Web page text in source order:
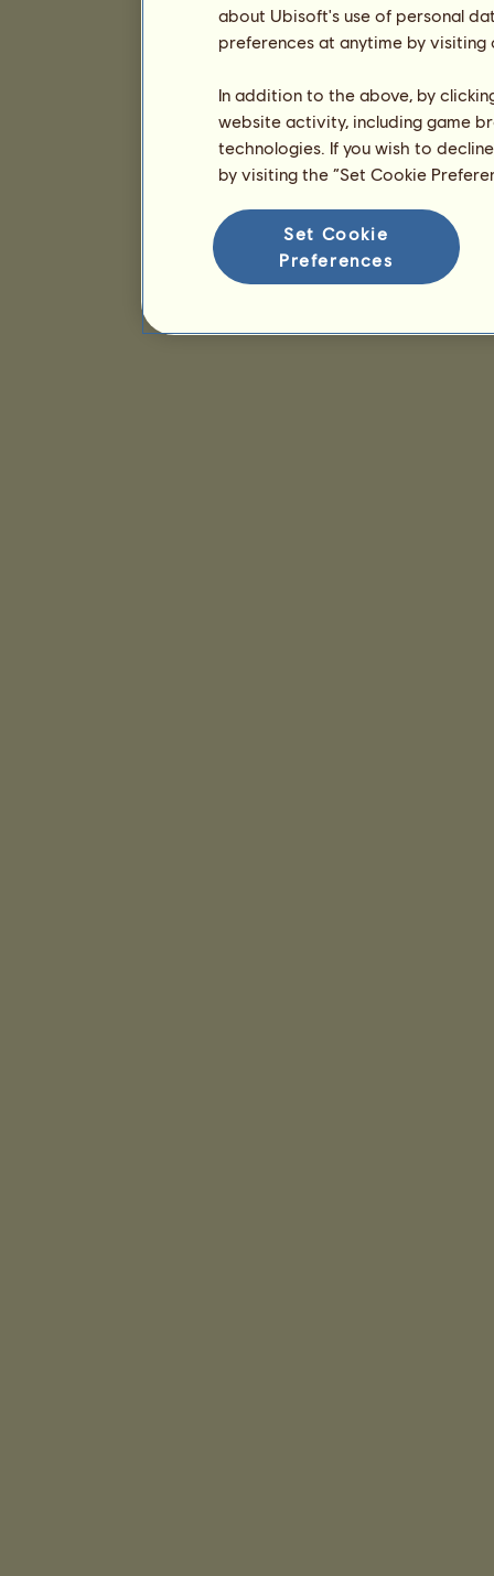
about Ubisoft's use of personal
preferences at anytime by
In addition to the above, by
website activity, including game
technologies. If you wish to
by visiting the “Set Cookie
Set Cookie
Preferences